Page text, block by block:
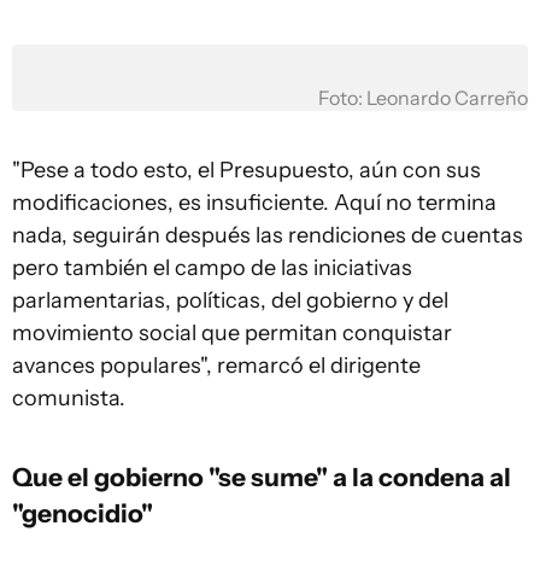
Foto: Leonardo Carreño
"Pese a todo esto, el Presupuesto, aún con sus
modificaciones, es insuficiente. Aquí no termina
nada, seguirán después las rendiciones de cuentas
pero también el campo de las iniciativas
parlamentarias, políticas, del gobierno y del
movimiento social que permitan conquistar
avances populares", remarcó el dirigente
comunista.
Que el gobierno "se sume" a la condena al
"genocidio"